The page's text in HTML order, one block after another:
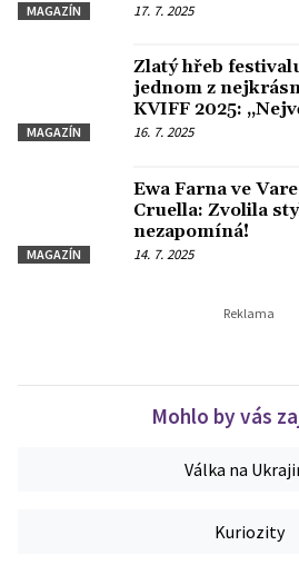
MAGAZÍN 17. 7. 2025
MAGAZÍN
Zlatý hřeb
jednom z
KVIFF 2025:
se sám se sebou.“
16. 7. 2025
MAGAZÍN
Ewa Farna ve
Cruella: Zvolila stylizaci, na kterou se
nezapomíná!
14. 7. 2025
Mohlo by vás
Válka na
Kuriozity